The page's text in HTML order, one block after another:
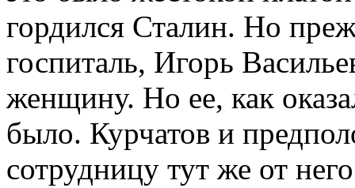
гордился Сталин. Но
госпиталь, Игорь
женщину. Но ее, как
было. Курчатов и
сотрудницу тут же от